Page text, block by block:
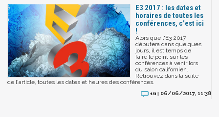
E3 2017 : les dates et
horaires de toutes les
conférences, c'est ici
!
Alors que l'E3 2017
débutera dans quelques
jours, il est temps de
faire le point sur les
conférences à venir lors
du salon californien.
Retrouvez dans la suite
de l'article, toutes les dates et heures des conférences.
16 | 06/06/2017, 11:38